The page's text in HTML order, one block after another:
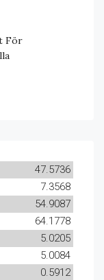
För
47.5736
7.3568
54.9087
64.1778
5.0205
5.0084
0.5912